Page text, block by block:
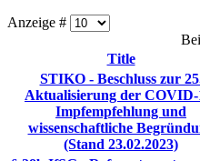
Anzeige #
Title
STIKO - Beschluss zur
Aktualisierung der COVID-
Impfempfehlung und
wissenschaftliche
(Stand 23.02.2023)